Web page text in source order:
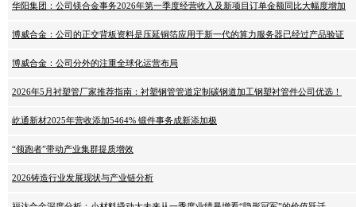
华阳集团：公司镁合金事务2026年第一季度经营收入及新项目订单金额同比大幅度增加
博威合金：公司的正交背板资料是压延铜箔应用于新一代的算力服务器已经过产品验证
博威合金：公司分外的注重全球化运营布局
2026年5月衬塑管厂家推荐指南：衬塑钢管管道定制碳钢道加工钢塑衬管件公司优选！
屹通新材2025年营收添加5464% 锻件事务成新添加极
“领跑者”带动产业集群提质增效
2026铸造行业发展现状与产业链分析